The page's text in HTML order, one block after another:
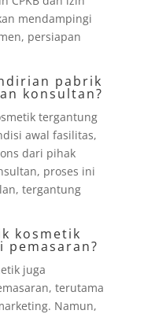
mendampingi
persiapan
pabrik
konsultan?
tergantung
awal fasilitas,
dari pihak
proses ini
tergantung
kosmetik
juga
terutama
Namun,